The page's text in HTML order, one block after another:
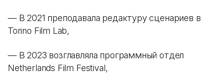
— В 2021 преподавала редактуру сценариев в
Torino Film Lab,
— В 2023 возглавляла программный отдел
Netherlands Film Festival,